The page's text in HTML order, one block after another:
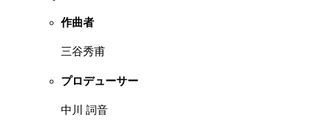
作曲者
三谷秀甫
プロデューサー
中川 詞音